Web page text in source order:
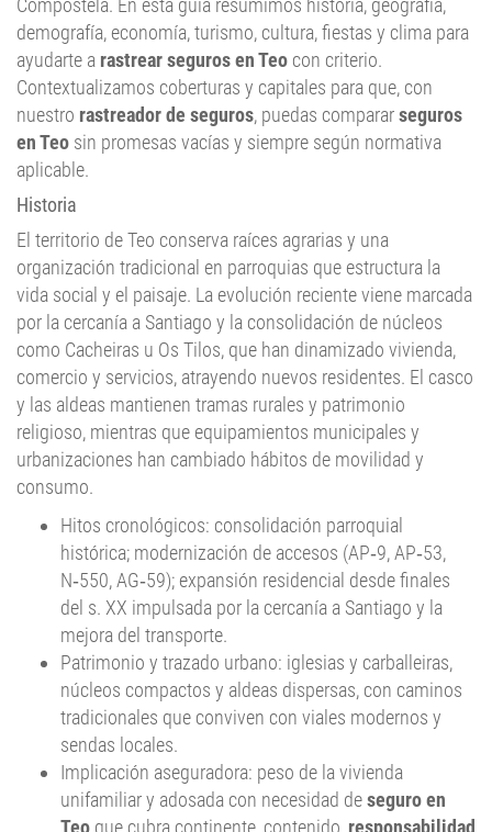
ayudarte arastrear seguros en Teocon criterio.
Contextualizamos coberturas y capitales para que, con
nuestrorastreador de seguros , puedas comparar seguros
en Teosin promesas vacías y siempre según normativa
aplicable.
Historia
El territorio de Teo conserva raíces agrarias y una
organización tradicional en parroquias que estructura la
vida social y el paisaje. La evolución reciente viene marcada
por la cercanía a Santiago y la consolidación de núcleos
como Cacheiras u Os Tilos, que han dinamizado vivienda,
comercio y servicios, atrayendo nuevos residentes. El casco
y las aldeas mantienen tramas rurales y patrimonio
religioso, mientras que equipamientos municipales y
urbanizaciones han cambiado hábitos de movilidad y
consumo.
Hitos cronológicos: consolidación parroquial
histórica; modernización de accesos (AP‑9, AP‑53,
N‑550, AG‑59); expansión residencial desde finales
del s. XX impulsada por la cercanía a Santiago y la
mejora del transporte.
Patrimonio y trazado urbano: iglesias y carballeiras,
núcleos compactos y aldeas dispersas, con caminos
tradicionales que conviven con viales modernos y
sendas locales.
Implicación aseguradora: peso de la vivienda
unifamiliar y adosada con necesidad deseguro en
Teoque cubra continente, contenido,responsabilidad
civil , daños por agua y fenómenos atmosféricos; en